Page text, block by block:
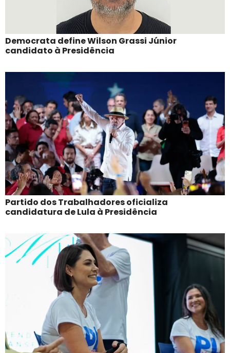
Democrata define Wilson Grassi Júnior
candidato à Presidência
Partido dos Trabalhadores oficializa
candidatura de Lula à Presidência